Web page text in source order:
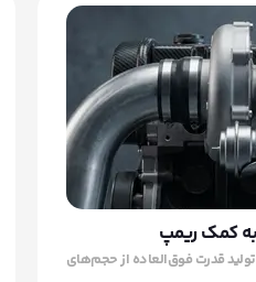
کمک ریمپ
تولید قدرت فوق‌العاده از حجم‌های